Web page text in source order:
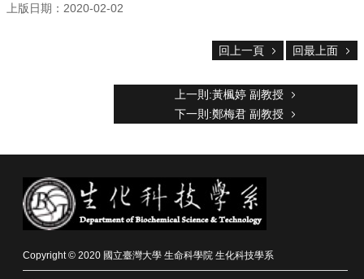
上版日期：2020-02-02
回上一頁 回最上面
上一則:黃楓婷 副教授
下一則:鄭梅君 副教授
Copyright © 2020 國立臺灣大學 生命科學院 生化科技學系